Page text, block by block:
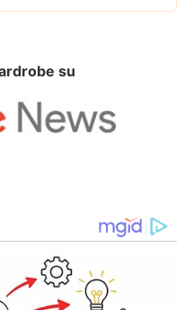
su